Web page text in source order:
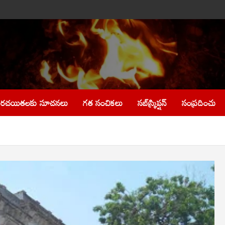
రచయితలకు సూచనలు గత సంచికలు సబ్‌స్క్రిప్షన్ సంప్రదించు